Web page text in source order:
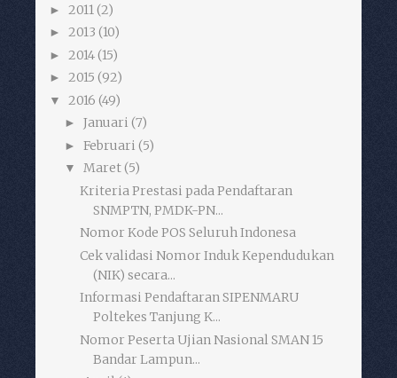
► 2011 (2)
► 2013 (10)
► 2014(15)
► 2015 (92)
▼ 2016 (49)
► Januari (7)
► Februari (5)
▼ Maret(5)
Kriteria Prestasi pada Pendaftaran
SNMPTN, PMDK-PN...
Nomor Kode POS Seluruh Indonesa
Cek validasi Nomor Induk Kependudukan
(NIK) secara...
Informasi Pendaftaran SIPENMARU
Poltekes Tanjung K...
Nomor Peserta Ujian Nasional SMAN 15
Bandar Lampun...